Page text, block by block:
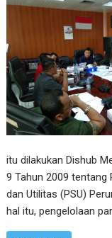
itu dilakukan Dishub
9 Tahun 2009 tentang
dan Utilitas (PSU)
hal itu, pengelolaan